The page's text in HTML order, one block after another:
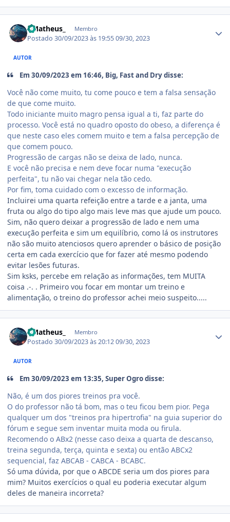
- Matheus_ Membro
Postado30/09/2023 às 19:5509/30, 2023
AUTOR
Em 30/09/2023 em 16:46, Big, Fast and Dry disse:
Você não come muito, tu come pouco e tem a falsa sensação
de que come muito.
Todo iniciante muito magro pensa igual a ti, faz parte do
processo. Você está no quadro oposto do obeso, a diferença é
que neste caso eles comem muito e tem a falsa percepção de
que comem pouco.
Progressão de cargas não se deixa de lado, nunca.
E você não precisa e nem deve focar numa "execução
perfeita", tu não vai chegar nela tão cedo.
Por fim, toma cuidado com o excesso de informação.
Incluirei uma quarta refeição entre a tarde e a janta, uma
fruta ou algo do tipo algo mais leve mas que ajude um pouco.
Sim, não quero deixar a progressão de lado e nem uma
execução perfeita e sim um equilíbrio, como lá os instrutores
não são muito atenciosos quero aprender o básico de posição
certa em cada exercício que for fazer até mesmo podendo
evitar lesões futuras.
Sim ksks, percebe em relação as informações, tem MUITA
coisa .-. . Primeiro vou focar em montar um treino e
alimentação, o treino do professor achei meio suspeito.....
- Matheus_ Membro
Postado30/09/2023 às 20:1209/30, 2023
AUTOR
Em 30/09/2023 em 13:35, Super Ogro disse:
Não, é um dos piores treinos pra você.
O do professor não tá bom, mas o teu ficou bem pior. Pega
qualquer um dos "treinos pra hipertrofia" na guia superior do
fórum e segue sem inventar muita moda ou firula.
Recomendo o ABx2 (nesse caso deixa a quarta de descanso,
treina segunda, terça, quinta e sexta) ou então ABCx2
sequencial, faz ABCAB - CABCA - BCABC.
Só uma dúvida, por que o ABCDE seria um dos piores para
mim? Muitos exercícios o qual eu poderia executar algum
deles de maneira incorreta?